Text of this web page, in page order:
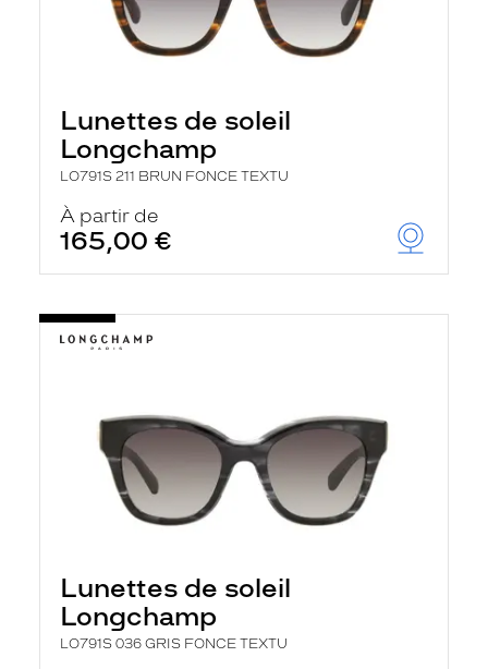
Lunettes de soleil
Longchamp
LO791S 211 BRUN FONCE TEXTU
À partir de
165,00 €
Lunettes de soleil
Longchamp
LO791S 036 GRIS FONCE TEXTU